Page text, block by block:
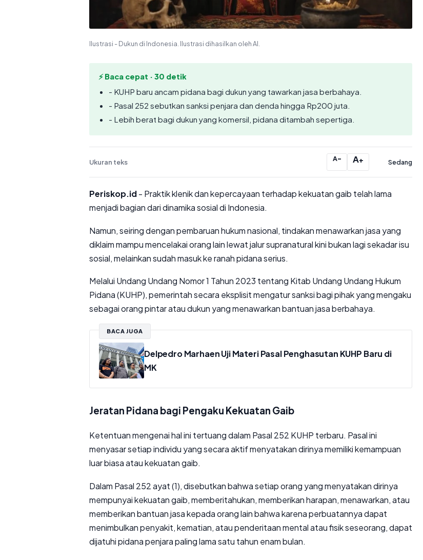
Ilustrasi - Dukun di Indonesia. Ilustrasi dihasilkan oleh AI.
⚡ Baca cepat · 30 detik
- KUHP baru ancam pidana bagi dukun yang tawarkan jasa berbahaya.
- Pasal 252 sebutkan sanksi penjara dan denda hingga Rp200 juta.
- Lebih berat bagi dukun yang komersil, pidana ditambah sepertiga.
Ukuran teks A− A+ Sedang
Periskop.id- Praktik klenik dan kepercayaan terhadap kekuatan gaib telah lama
menjadi bagian dari dinamika sosial di Indonesia.
Namun, seiring dengan pembaruan hukum nasional, tindakan menawarkan jasa yang
diklaim mampu mencelakai orang lain lewat jalur supranatural kini bukan lagi sekadar isu
sosial, melainkan sudah masuk ke ranah pidana serius.
Melalui Undang Undang Nomor 1 Tahun 2023 tentang Kitab Undang Undang Hukum
Pidana (KUHP), pemerintah secara eksplisit mengatur sanksi bagi pihak yang mengaku
sebagai orang pintar atau dukun yang menawarkan bantuan jasa berbahaya.
BACA JUGA
Delpedro Marhaen Uji Materi Pasal Penghasutan KUHP Baru di
MK
Jeratan Pidana bagi Pengaku Kekuatan Gaib
Ketentuan mengenai hal ini tertuang dalam Pasal 252 KUHP terbaru. Pasal ini
menyasar setiap individu yang secara aktif menyatakan dirinya memiliki kemampuan
luar biasa atau kekuatan gaib.
Dalam Pasal 252 ayat (1), disebutkan bahwa setiap orang yang menyatakan dirinya
mempunyai kekuatan gaib, memberitahukan, memberikan harapan, menawarkan, atau
memberikan bantuan jasa kepada orang lain bahwa karena perbuatannya dapat
menimbulkan penyakit, kematian, atau penderitaan mental atau fisik seseorang, dapat
dijatuhi pidana penjara paling lama satu tahun enam bulan.